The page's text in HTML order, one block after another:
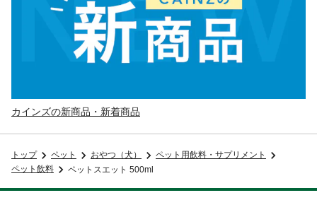
カインズの新商品・新着商品
トップ ペット おやつ（犬）
ペット用飲料・サプリメント
ペット飲料
ペットスエット 500ml